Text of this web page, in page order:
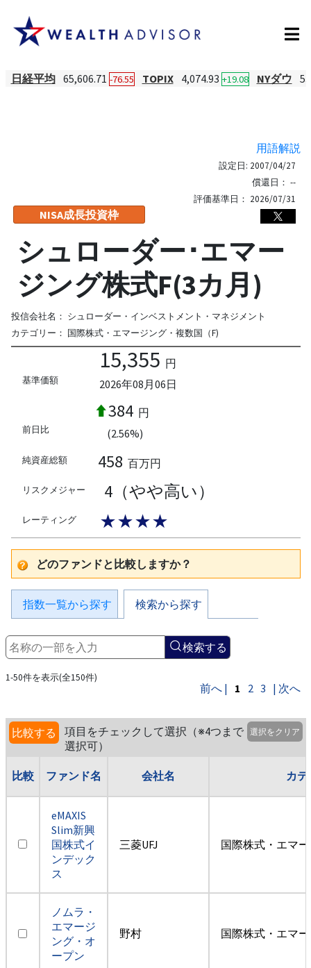
日経平均 65,606.71 -76.55 TOPIX 4,074.93 +19.08 NYダウ
用語解説
NISA成長投資枠
設定日: 2007/04/27
償還日： --
評価基準日： 2026/07/31
シュローダー･エマー
ジング株式F(3カ月)
投信会社名： シュローダー・インベストメント・マネジメント
カテゴリー： 国際株式・エマージング・複数国（F)
基準価額
15,355 円
2026年08月06日
前日比
384 円
(2.56%)
純資産総額 458 百万円
リスクメジャー 4（やや高い）
レーティング ★★★★
どのファンドと比較しますか？
指数一覧から探す 検索から探す
検索する
1-50件を表示(全150件)
前へ | 1 2 3 | 次へ
比較する
項目をチェックして選択（※4つまで
選択可）
選択をクリア
比較 ファンド名 会社名 カ
eMAXIS
Slim新興
国株式イ
ンデック
ス
三菱UFJ 国際株式・エマ
ノムラ・
エマージ
ング・オ
ープン
野村 国際株式・エマ